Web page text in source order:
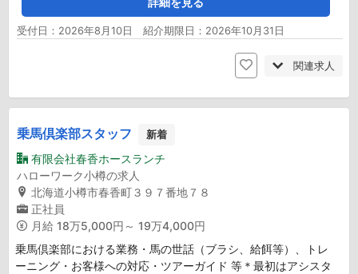
受付日：2026年8月10日 紹介期限日：2026年10月31日
関連求人
乗馬倶楽部スタッフ 新着
有限会社春香ホースランチ
ハローワーク小樽の求人
北海道小樽市春香町３９７番地７８
正社員
月給 18万5,000円～ 19万4,000円
乗馬倶楽部における業務・馬の世話（ブラシ、給餌等）、トレ
ーニング・お客様への対応・ツアーガイド 等＊最初はアシスタ